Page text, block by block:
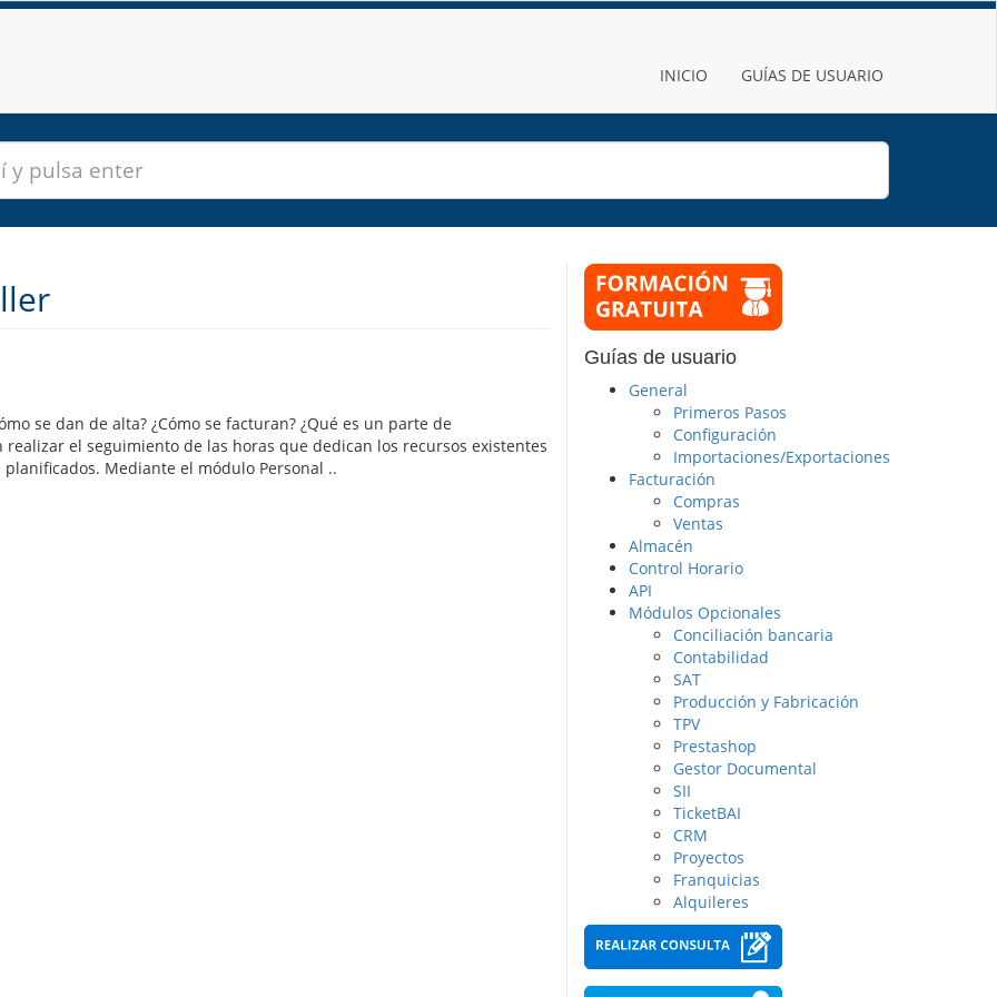
INICIO GUÍAS DE USUARIO
se dan de alta? ¿Cómo se facturan? ¿Qué es un parte de
el seguimiento de las horas que dedican los recursos existentes
Mediante el módulo Personal ..
Guías de usuario
General
Primeros Pasos
Configuración
Importaciones/Exportaciones
Facturación
Compras
Ventas
Almacén
Control Horario
API
Módulos Opcionales
Conciliación bancaria
Contabilidad
SAT
Producción y Fabricación
TPV
Prestashop
Gestor Documental
SII
TicketBAI
CRM
Proyectos
Franquicias
Alquileres